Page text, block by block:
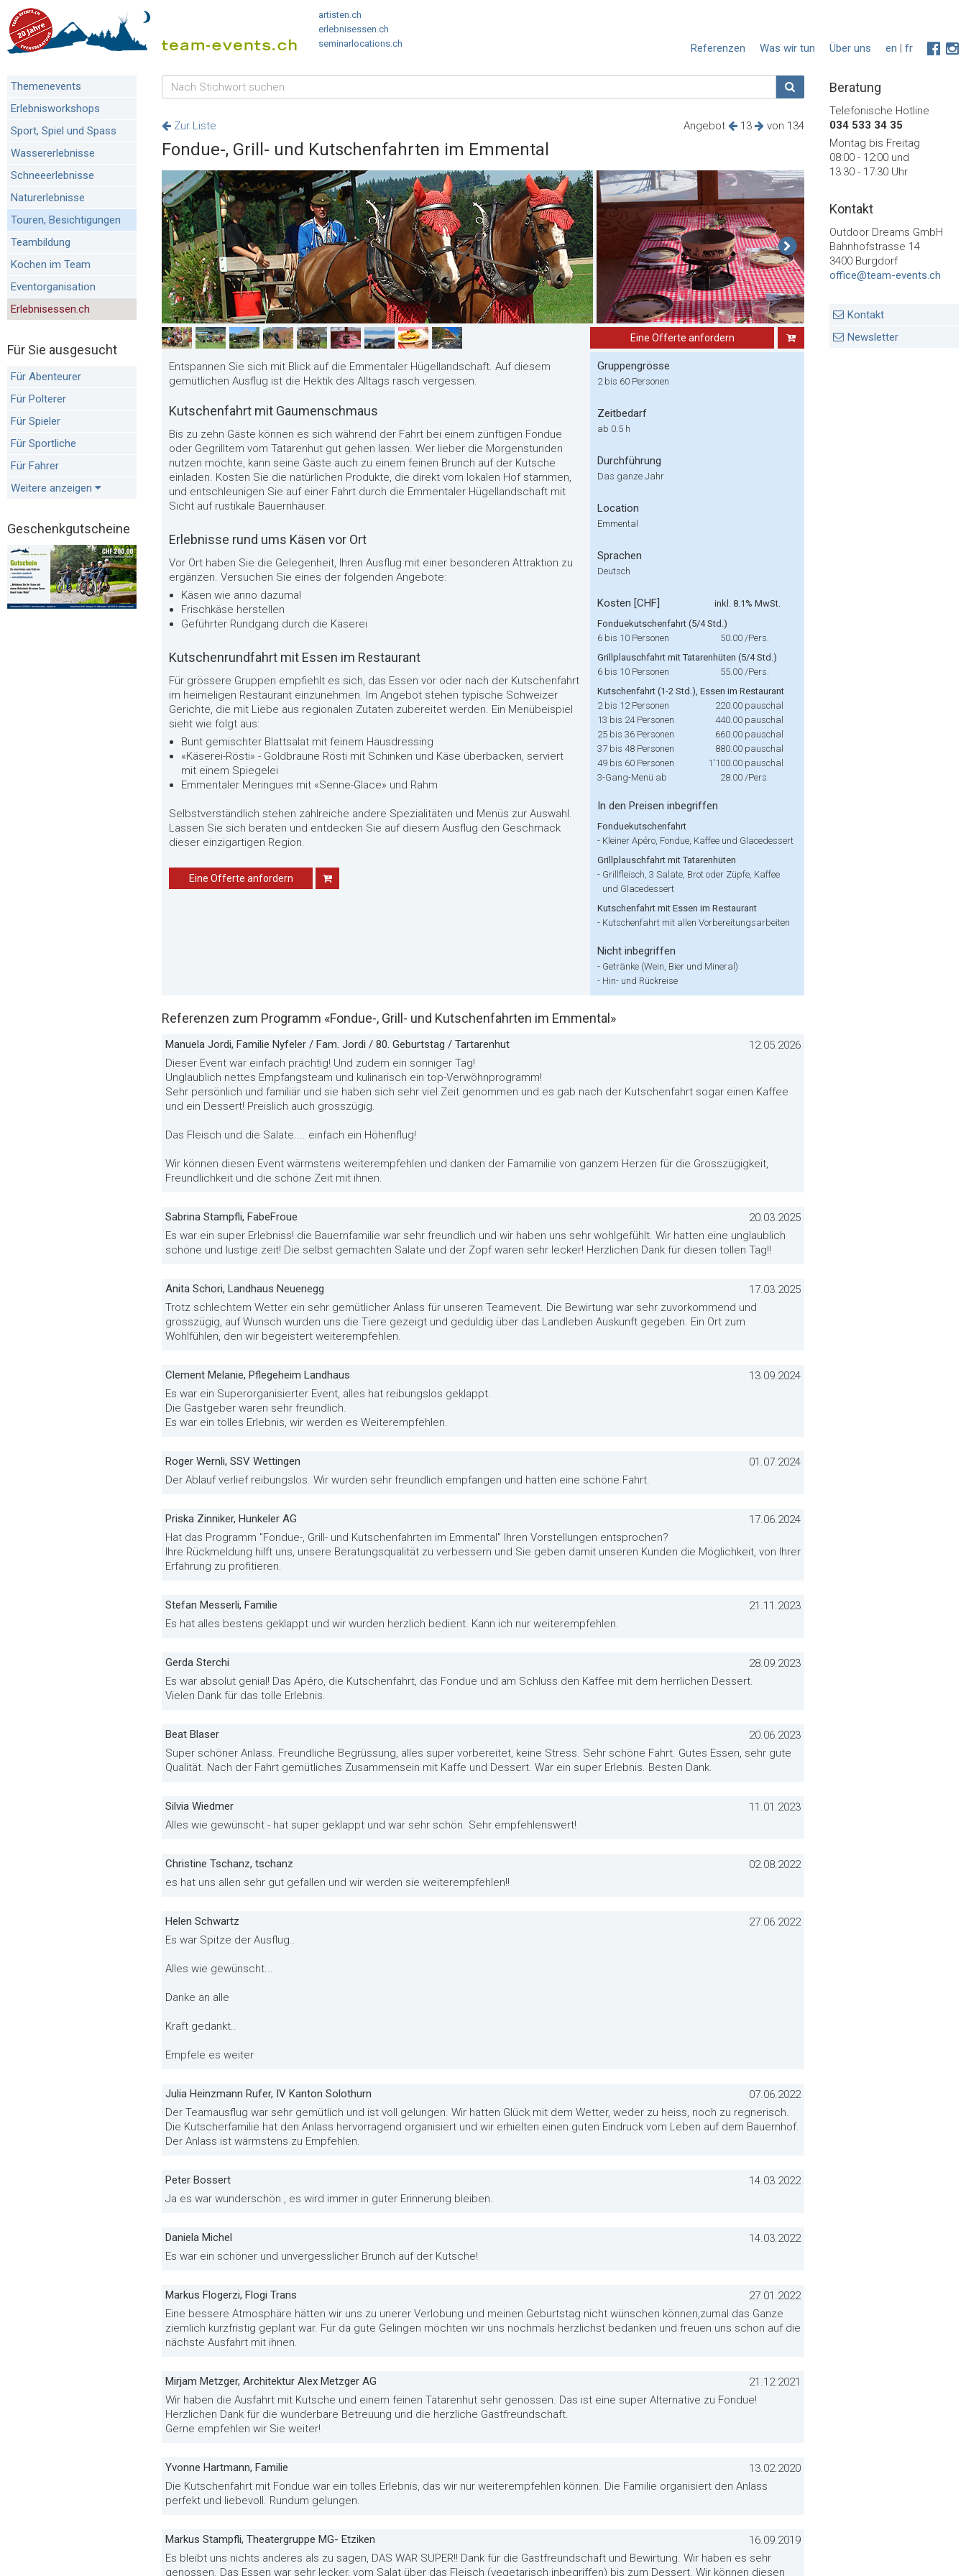
artisten.ch
erlebnisessen.ch
seminarlocations.ch
en | fr
Über uns
Was wir tun
Referenzen
Themenevents
Erlebnisworkshops
Sport, Spiel und Spass
Wassererlebnisse
Schneeerlebnisse
Naturerlebnisse
Touren, Besichtigungen
Teambildung
Kochen im Team
Eventorganisation
Erlebnisessen.ch
Für Sie ausgesucht
Für Abenteurer
Für Polterer
Für Spieler
Für Sportliche
Für Fahrer
Weitere anzeigen
Geschenkgutscheine
Angebot 13 von 134
Zur Liste
Fondue-, Grill- und Kutschenfahrten im Emmental
Eine Offerte anfordern
Entspannen Sie sich mit Blick auf die Emmentaler Hügellandschaft. Auf diesem
gemütlichen Ausflug ist die Hektik des Alltags rasch vergessen.
Kutschenfahrt mit Gaumenschmaus
Bis zu zehn Gäste können es sich während der Fahrt bei einem zünftigen Fondue
oder Gegrilltem vom Tatarenhut gut gehen lassen. Wer lieber die Morgenstunden
nutzen möchte, kann seine Gäste auch zu einem feinen Brunch auf der Kutsche
einladen. Kosten Sie die natürlichen Produkte, die direkt vom lokalen Hof stammen,
und entschleunigen Sie auf einer Fahrt durch die Emmentaler Hügellandschaft mit
Sicht auf rustikale Bauernhäuser.
Erlebnisse rund ums Käsen vor Ort
Vor Ort haben Sie die Gelegenheit, Ihren Ausflug mit einer besonderen Attraktion zu
ergänzen. Versuchen Sie eines der folgenden Angebote:
Käsen wie anno dazumal
Frischkäse herstellen
Geführter Rundgang durch die Käserei
Kutschenrundfahrt mit Essen im Restaurant
Für grössere Gruppen empfiehlt es sich, das Essen vor oder nach der Kutschenfahrt
im heimeligen Restaurant einzunehmen. Im Angebot stehen typische Schweizer
Gerichte, die mit Liebe aus regionalen Zutaten zubereitet werden. Ein Menübeispiel
sieht wie folgt aus:
Bunt gemischter Blattsalat mit feinem Hausdressing
«Käserei-Rösti» - Goldbraune Rösti mit Schinken und Käse überbacken, serviert
mit einem Spiegelei
Emmentaler Meringues mit «Senne-Glace» und Rahm
Selbstverständlich stehen zahlreiche andere Spezialitäten und Menüs zur Auswahl.
Lassen Sie sich beraten und entdecken Sie auf diesem Ausflug den Geschmack
dieser einzigartigen Region.
Eine Offerte anfordern
Gruppengrösse
2 bis 60 Personen
Zeitbedarf
ab 0.5 h
Durchführung
Das ganze Jahr
Location
Emmental
Sprachen
Deutsch
Kosten [CHF]
inkl. 8.1% MwSt.
Fonduekutschenfahrt (5/4 Std.)
6 bis 10 Personen
50.00 /Pers.
Grillplauschfahrt mit Tatarenhüten (5/4 Std.)
6 bis 10 Personen
55.00 /Pers.
Kutschenfahrt (1-2 Std.), Essen im Restaurant
2 bis 12 Personen
220.00 pauschal
13 bis 24 Personen
440.00 pauschal
25 bis 36 Personen
660.00 pauschal
37 bis 48 Personen
880.00 pauschal
49 bis 60 Personen
1'100.00 pauschal
3-Gang-Menü ab
28.00 /Pers.
In den Preisen inbegriffen
Fonduekutschenfahrt
- Kleiner Apéro, Fondue, Kaffee und Glacedessert
Grillplauschfahrt mit Tatarenhüten
- Grillfleisch, 3 Salate, Brot oder Züpfe, Kaffee
und Glacedessert
Kutschenfahrt mit Essen im Restaurant
- Kutschenfahrt mit allen Vorbereitungsarbeiten
Nicht inbegriffen
- Getränke (Wein, Bier und Mineral)
- Hin- und Rückreise
Referenzen zum Programm «Fondue-, Grill- und Kutschenfahrten im Emmental»
Manuela Jordi, Familie Nyfeler / Fam. Jordi / 80. Geburtstag / Tartarenhut
12.05.2026
Dieser Event war einfach prächtig! Und zudem ein sonniger Tag!
Unglaublich nettes Empfangsteam und kulinarisch ein top-Verwöhnprogramm!
Sehr persönlich und familiär und sie haben sich sehr viel Zeit genommen und es gab nach der Kutschenfahrt sogar einen Kaffee
und ein Dessert! Preislich auch grosszügig.
Das Fleisch und die Salate.... einfach ein Höhenflug!
Wir können diesen Event wärmstens weiterempfehlen und danken der Famamilie von ganzem Herzen für die Grosszügigkeit,
Freundlichkeit und die schöne Zeit mit ihnen.
Sabrina Stampfli, FabeFroue
20.03.2025
Es war ein super Erlebniss! die Bauernfamilie war sehr freundlich und wir haben uns sehr wohlgefühlt. Wir hatten eine unglaublich
schöne und lustige zeit! Die selbst gemachten Salate und der Zopf waren sehr lecker! Herzlichen Dank für diesen tollen Tag!!
Anita Schori, Landhaus Neuenegg
17.03.2025
Trotz schlechtem Wetter ein sehr gemütlicher Anlass für unseren Teamevent. Die Bewirtung war sehr zuvorkommend und
grosszügig, auf Wunsch wurden uns die Tiere gezeigt und geduldig über das Landleben Auskunft gegeben. Ein Ort zum
Wohlfühlen, den wir begeistert weiterempfehlen.
Clement Melanie, Pflegeheim Landhaus
13.09.2024
Es war ein Superorganisierter Event, alles hat reibungslos geklappt.
Die Gastgeber waren sehr freundlich.
Es war ein tolles Erlebnis, wir werden es Weiterempfehlen.
Roger Wernli, SSV Wettingen
01.07.2024
Der Ablauf verlief reibungslos. Wir wurden sehr freundlich empfangen und hatten eine schöne Fahrt.
Priska Zinniker, Hunkeler AG
17.06.2024
Hat das Programm "Fondue-, Grill- und Kutschenfahrten im Emmental" Ihren Vorstellungen entsprochen?
Ihre Rückmeldung hilft uns, unsere Beratungsqualität zu verbessern und Sie geben damit unseren Kunden die Möglichkeit, von Ihrer
Erfahrung zu profitieren.
Stefan Messerli, Familie
21.11.2023
Es hat alles bestens geklappt und wir wurden herzlich bedient. Kann ich nur weiterempfehlen.
Gerda Sterchi
28.09.2023
Es war absolut genial! Das Apéro, die Kutschenfahrt, das Fondue und am Schluss den Kaffee mit dem herrlichen Dessert.
Vielen Dank für das tolle Erlebnis.
Beat Blaser
20.06.2023
Super schöner Anlass. Freundliche Begrüssung, alles super vorbereitet, keine Stress. Sehr schöne Fahrt. Gutes Essen, sehr gute
Qualität. Nach der Fahrt gemütliches Zusammensein mit Kaffe und Dessert. War ein super Erlebnis. Besten Dank.
Silvia Wiedmer
11.01.2023
Alles wie gewünscht - hat super geklappt und war sehr schön. Sehr empfehlenswert!
Christine Tschanz, tschanz
02.08.2022
es hat uns allen sehr gut gefallen und wir werden sie weiterempfehlen!!
Helen Schwartz
27.06.2022
Es war Spitze der Ausflug..
Alles wie gewünscht...
Danke an alle
Kraft gedankt..
Empfele es weiter
Julia Heinzmann Rufer, IV Kanton Solothurn
07.06.2022
Der Teamausflug war sehr gemütlich und ist voll gelungen. Wir hatten Glück mit dem Wetter, weder zu heiss, noch zu regnerisch.
Die Kutscherfamilie hat den Anlass hervorragend organisiert und wir erhielten einen guten Eindruck vom Leben auf dem Bauernhof.
Der Anlass ist wärmstens zu Empfehlen.
Peter Bossert
14.03.2022
Ja es war wunderschön , es wird immer in guter Erinnerung bleiben.
Daniela Michel
14.03.2022
Es war ein schöner und unvergesslicher Brunch auf der Kutsche!
Markus Flogerzi, Flogi Trans
27.01.2022
Eine bessere Atmosphäre hätten wir uns zu unerer Verlobung und meinen Geburtstag nicht wünschen können,zumal das Ganze
ziemlich kurzfristig geplant war. Für da gute Gelingen möchten wir uns nochmals herzlichst bedanken und freuen uns schon auf die
nächste Ausfahrt mit ihnen.
Mirjam Metzger, Architektur Alex Metzger AG
21.12.2021
Wir haben die Ausfahrt mit Kutsche und einem feinen Tatarenhut sehr genossen. Das ist eine super Alternative zu Fondue!
Herzlichen Dank für die wunderbare Betreuung und die herzliche Gastfreundschaft.
Gerne empfehlen wir Sie weiter!
Yvonne Hartmann, Familie
13.02.2020
Die Kutschenfahrt mit Fondue war ein tolles Erlebnis, das wir nur weiterempfehlen können. Die Familie organisiert den Anlass
perfekt und liebevoll. Rundum gelungen.
Markus Stampfli, Theatergruppe MG- Etziken
16.09.2019
Es bleibt uns nichts anderes als zu sagen, DAS WAR SUPER!! Dank für die Gastfreundschaft und Bewirtung. Wir haben es sehr
genossen. Das Essen war sehr lecker, vom Salat über das Fleisch (vegetarisch inbegriffen) bis zum Dessert. Wir können diesen
Beratung
Telefonische Hotline
034 533 34 35
Montag bis Freitag
08:00 - 12:00 und
13:30 - 17:30 Uhr
Kontakt
Outdoor Dreams GmbH
Bahnhofstrasse 14
3400 Burgdorf
office@team-events.ch
Kontakt
Newsletter